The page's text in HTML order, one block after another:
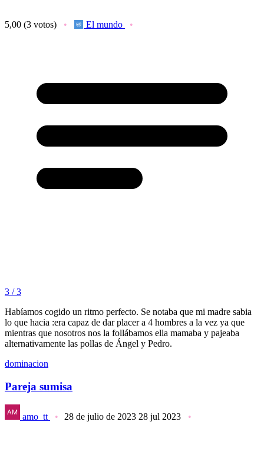
5,00 (3 votos) El mundo
3 / 3
Habíamos cogido un ritmo perfecto. Se notaba que mi madre sabia
lo que hacia :era capaz de dar placer a 4 hombres a la vez ya que
mientras que nosotros nos la follábamos ella mamaba y pajeaba
alternativamente las pollas de Ángel y Pedro.
dominacion
Pareja sumisa
amo_tt 28 de julio de 2023 28 jul 2023